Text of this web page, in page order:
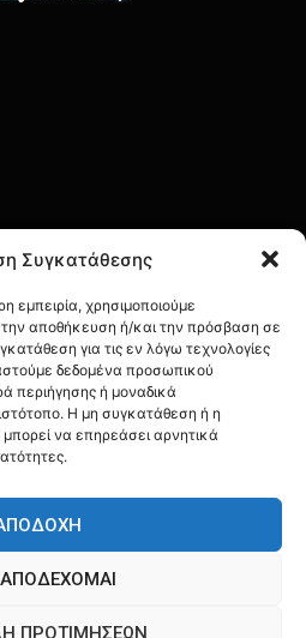
Συγκατάθεσης
εμπειρία, χρησιμοποιούμε
αποθήκευση ή/και την πρόσβαση σε
για τις εν λόγω τεχνολογίες
δεδομένα προσωπικού
περιήγησης ή μοναδικά
Η μη συγκατάθεση ή η
να επηρεάσει αρνητικά
ΠΡΟΤΙΜΉΣΕΩΝ
YOUTUBE